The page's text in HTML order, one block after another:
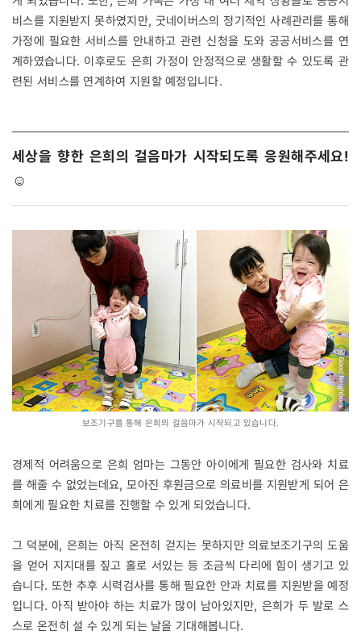
비스를 지원받지 못하였지만, 굿네이버스의 정기적인 사례관리를 통해
가정에 필요한 서비스를 안내하고 관련 신청을 도와 공공서비스를 연
계하였습니다. 이후로도 은희 가정이 안정적으로 생활할 수 있도록 관
련된 서비스를 연계하여 지원할 예정입니다.
세상을 향한 은희의 걸음마가 시작되도록 응원해주세요!
☺
보조기구를 통해 은희의 걸음마가 시작되고 있습니다.
경제적 어려움으로 은희 엄마는 그동안 아이에게 필요한 검사와 치료
를 해줄 수 없었는데요, 모아진 후원금으로 의료비를 지원받게 되어 은
희에게 필요한 치료를 진행할 수 있게 되었습니다.
그 덕분에, 은희는 아직 온전히 걷지는 못하지만 의료보조기구의 도움
을 얻어 지지대를 짚고 홀로 서있는 등 조금씩 다리에 힘이 생기고 있
습니다. 또한 추후 시력검사를 통해 필요한 안과 치료를 지원받을 예정
입니다. 아직 받아야 하는 치료가 많이 남아있지만, 은희가 두 발로 스
스로 온전히 설 수 있게 되는 날을 기대해봅니다.